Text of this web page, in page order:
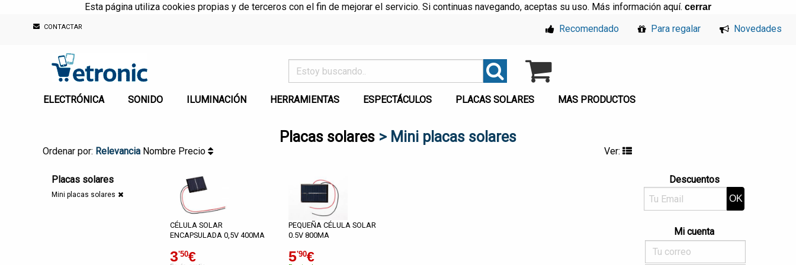
Esta página utiliza cookies propias y de terceros con el fin de mejorar el servicio. Si continuas navegando, aceptas su uso. Más información aquí. cerrar
CONTACTAR Recomendado Para regalar Novedades
ELECTRÓNICA SONIDO ILUMINACIÓN HERRAMIENTAS ESPECTÁCULOS PLACAS SOLARES MAS PRODUCTOS
Placas solares > Mini placas solares
Ordenar por: Relevancia Nombre Precio Ver:
Placas solares
Mini placas solares
CÉLULA SOLAR
ENCAPSULADA 0,5V 400MA
3'50€
PEQUEÑA CÉLULA SOLAR
0.5V 800MA
5'90€
Descuentos
Mi cuenta